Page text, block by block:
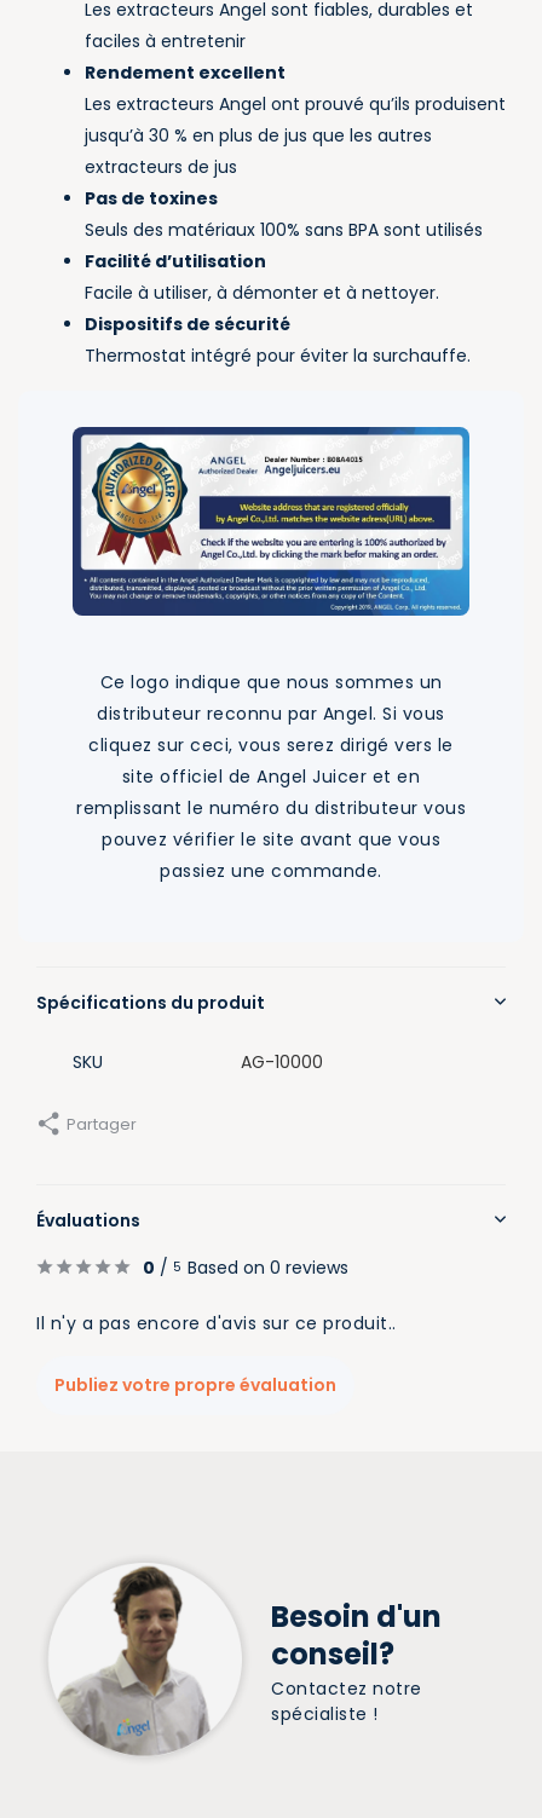
Les extracteurs Angel sont fiables, durables et
faciles à entretenir
Rendement excellent
Les extracteurs Angel ont prouvé qu’ils produisent
jusqu’à 30 % en plus de jus que les autres
extracteurs de jus
Pas de toxines
Seuls des matériaux 100% sans BPA sont utilisés
Facilité d’utilisation
Facile à utiliser, à démonter et à nettoyer.
Dispositifs de sécurité
Thermostat intégré pour éviter la surchauffe.
Ce logo indique que nous sommes un
distributeur reconnu par Angel. Si vous
cliquez sur ceci, vous serez dirigé vers le
site officiel de Angel Juicer et en
remplissant le numéro du distributeur vous
pouvez vérifier le site avant que vous
passiez une commande.
Spécifications du produit
SKU AG-10000
Partager
Évaluations
0 / 5 Based on 0 reviews
Il n'y a pas encore d'avis sur ce produit..
Publiez votre propre évaluation
Besoin d'un
conseil?
Contactez notre
spécialiste !